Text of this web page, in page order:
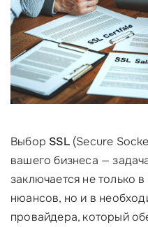
Выбор SSL(Secure
вашего бизнеса —
заключается не только
нюансов, но и в
провайдера, который